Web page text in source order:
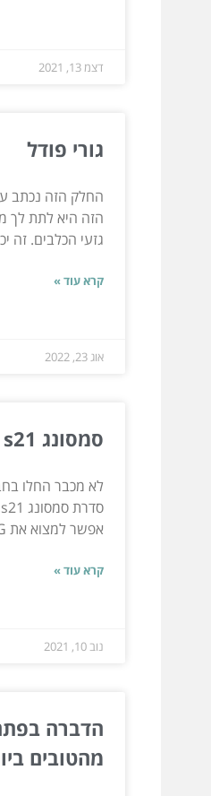
דצמ 13, 2021
גורי פודל
החלק הזה נכתב
הזה היא לתת לך
גזעי הכלבים. זה
קרא עוד »
אוג 23, 2022
סמסונג s21
לא מכבר החלו
אפשר למצוא את Galaxy S21 5G,...
קרא עוד »
נוב 10, 2021
הדברה
מהטובים